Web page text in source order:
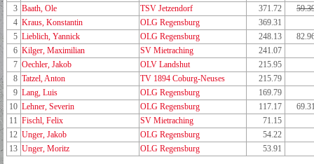
3 Baath, Ole TSV Jetzendorf 371.72
4 Kraus, Konstantin OLG Regensburg
369.31
5 Lieblich, Yannick OLG Regensburg 248.13
6 Kilger, Maximilian SV Mietraching
241.07
7 Oechler, Jakob OLV Landshut
215.95
8 Tatzel, Anton TV 1894 Coburg-Neuses
215.79
9 Lang, Luis OLG Regensburg
169.79
10 Lehner, Severin OLG Regensburg 117.17
11 Fischl, Felix SV Mietraching
71.15
12 Unger, Jakob OLG Regensburg
54.22
13 Unger, Moritz OLG Regensburg 53.91